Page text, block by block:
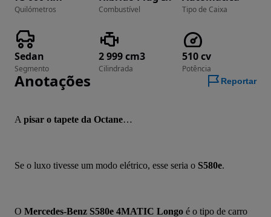
Quilómetros Combustível Tipo de Caixa
Sedan
Segmento
2 999 cm3
Cilindrada
510 cv
Potência
Anotações Reportar
A pisar o tapete da Octane…
Se o luxo tivesse um modo elétrico, esse seria o S580e.
O Mercedes-Benz S580e 4MATIC Longo é o tipo de carro